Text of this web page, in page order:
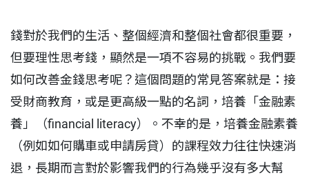
錢對於我們的生活、整個經濟和整個社會都很重要，
但要理性思考錢，顯然是一項不容易的挑戰。我們要
如何改善金錢思考呢？這個問題的常見答案就是：接
受財商教育，或是更高級一點的名詞，培養「金融素
養」（financial literacy）。不幸的是，培養金融素養
（例如如何購車或申請房貸）的課程效力往往快速消
退，長期而言對於影響我們的行為幾乎沒有多大幫